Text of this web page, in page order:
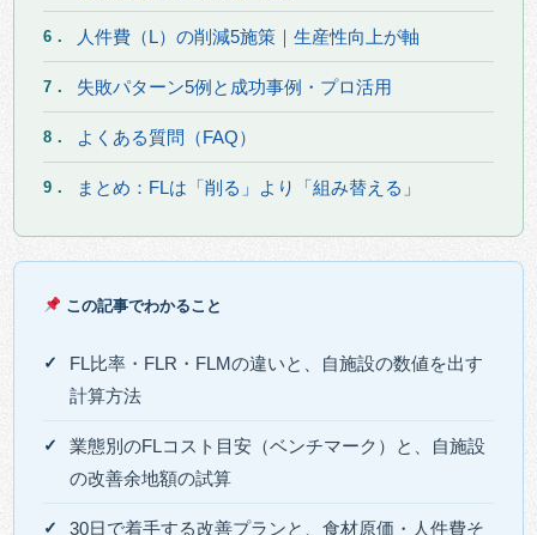
6． 人件費（L）の削減5施策｜生産性向上が軸
7． 失敗パターン5例と成功事例・プロ活用
8． よくある質問（FAQ）
9． まとめ：FLは「削る」より「組み替える」
この記事でわかること
FL比率・FLR・FLMの違いと、自施設の数値を出す
計算方法
業態別のFLコスト目安（ベンチマーク）と、自施設
の改善余地額の試算
30日で着手する改善プランと、食材原価・人件費そ